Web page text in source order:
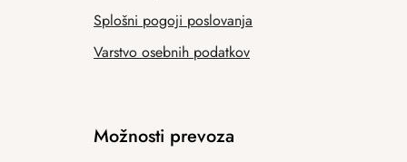
Splošni pogoji poslovanja
Varstvo osebnih podatkov
Možnosti prevoza